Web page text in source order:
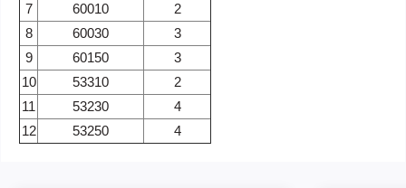
7
60010
2
8
60030
3
9
60150
3
10
53310
2
11
53230
4
12
53250 4